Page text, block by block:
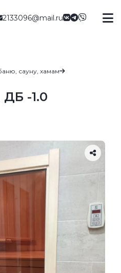
2133096@mail.ru
сауну, хамам
-1.0